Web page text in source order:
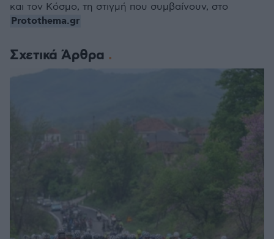
Σχετικά Άρθρα
και τον Κόσμο, τη στιγμή που συμβαίνουν, στο
Protothema.gr